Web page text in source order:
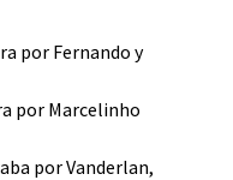
por Fernando y
por Marcelinho
por Vanderlan,